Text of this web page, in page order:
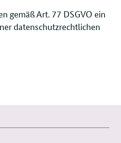
gemäß Art. 77 DSGVO ein
datenschutzrechtlichen